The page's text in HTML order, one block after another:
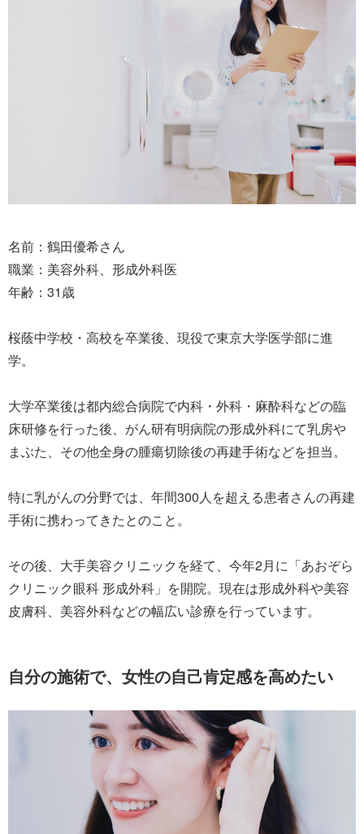
名前：鶴田優希さん
職業：美容外科、形成外科医
年齢：31歳
桜蔭中学校・高校を卒業後、現役で東京大学医学部に進
学。
大学卒業後は都内総合病院で内科・外科・麻酔科などの臨
床研修を行った後、がん研有明病院の形成外科にて乳房や
まぶた、その他全身の腫瘍切除後の再建手術などを担当。
特に乳がんの分野では、年間300人を超える患者さんの再建
手術に携わってきたとのこと。
その後、大手美容クリニックを経て、今年2月に「あおぞら
クリニック眼科 形成外科」を開院。現在は形成外科や美容
皮膚科、美容外科などの幅広い診療を行っています。
自分の施術で、女性の自己肯定感を高めたい